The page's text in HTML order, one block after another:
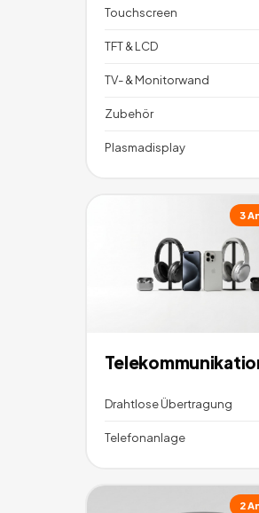
Touchscreen
TFT & LCD
TV- & Monitorwand
Zubehör
Plasmadisplay
3
Drahtlose Übertragung
Telefonanlage
2